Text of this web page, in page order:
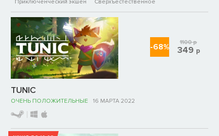
Приключенческий экшен
Сверхъестественное
TUNIC
ОЧЕНЬ ПОЛОЖИТЕЛЬНЫЕ 16 МАРТА 2022
-68% 1100р
349 р